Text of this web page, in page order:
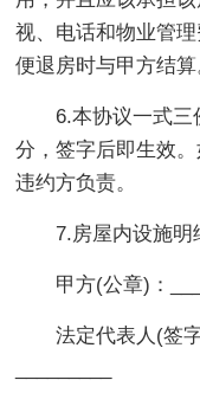
视、电话和物业管
便退房时与甲方结算
6.本协议一式三
分，签字后即生效
违约方负责。
7.房屋内设施明
甲方(公章)：
法定代表人(签